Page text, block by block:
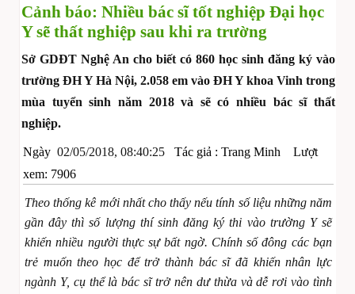
Cảnh báo: Nhiều bác sĩ tốt nghiệp Đại học
Y sẽ thất nghiệp sau khi ra trường
Sở GDĐT Nghệ An cho biết có 860 học sinh đăng ký vào
trường ĐH Y Hà Nội, 2.058 em vào ĐH Y khoa Vinh trong
mùa tuyển sinh năm 2018 và sẽ có nhiều bác sĩ thất
nghiệp.
Ngày 02/05/2018, 08:40:25 Tác giả : Trang Minh Lượt
xem: 7906
Theo thống kê mới nhất cho thấy nếu tính số liệu những năm
gần đây thì số lượng thí sinh đăng ký thi vào trường Y sẽ
khiến nhiều người thực sự bất ngờ. Chính số đông các bạn
trẻ muốn theo học để trở thành bác sĩ đã khiến nhân lực
ngành Y, cụ thể là bác sĩ trở nên dư thừa và dễ rơi vào tình